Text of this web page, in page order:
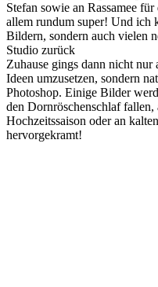
Stefan sowie an Rassamee
allem rundum super! Und ich
Bildern, sondern auch vielen
Studio zurück
Zuhause gings dann nicht nur
Ideen umzusetzen, sondern
Photoshop. Einige Bilder
den Dornröschenschlaf fallen,
Hochzeitssaison oder an
hervorgekramt!